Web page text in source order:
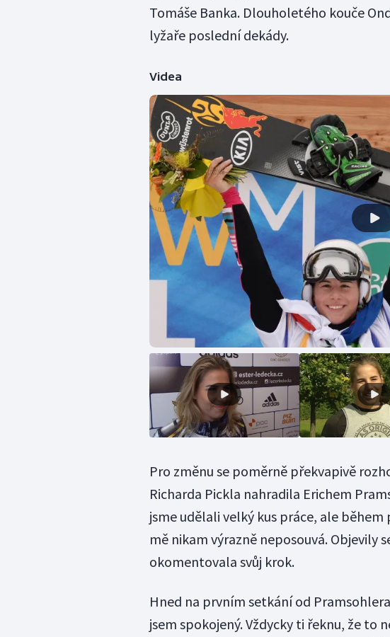
Tomáše Banka. Dlouholetého kouče
lyžaře poslední dekády.
Videa
Pro změnu se poměrně překvapivě
Richarda Pickla nahradila Erichem
jsme udělali velký kus práce, ale
mě nikam výrazně neposouvá. Objevily
okomentovala svůj krok.
Hned na prvním setkání od
jsem spokojený. Vždycky ti řeknu, že to